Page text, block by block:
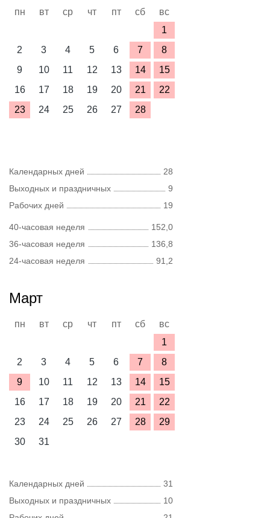
пн вт ср чт пт сб
вс
1
2
3 4 5 6 7
8
9
10 11 12 13 14
15
16
17 18 19 20 21
22
23
24 25 26 27 28
Календарных дней
28
Выходных и праздничных
9
Рабочих дней
19
40-часовая неделя
152,0
36-часовая неделя
136,8
24-часовая неделя
91,2
Март
пн вт ср чт пт сб
вс
1
2
3 4 5 6 7
8
9
10 11 12 13 14
15
16
17 18 19 20 21
22
23
24 25 26 27 28
29
30
31
Календарных дней
31
Выходных и праздничных
10